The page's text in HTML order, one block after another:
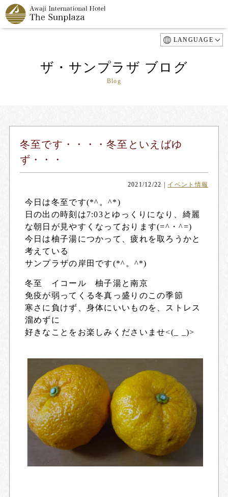
LANGUAGE
ザ・サンプラザ ブログ
Blog
冬至です・・・・冬至といえばゆ
ず・・・
2021/12/22 イベント情報
今日は冬至です(*^。^*)
日の出の時刻は7:03とゆっくりになり、綺麗
な朝日が見やすくなっております(=^・^=)
今日は柚子湯につかって、疲れを取ろうかと
考えている
サンプラザの岸田です(*^。^*)
冬至 イコール 柚子湯と南京
免疫が弱ってくる冬真っ盛りのこの季節
寒さに負けず、身体にいいものを、ストレス
溜めずに
好きなことをお楽しみくださいませ<(_ _)>